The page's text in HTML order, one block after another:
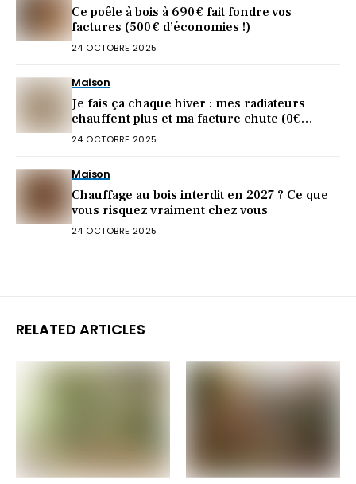
Ce poêle à bois à 690 € fait fondre vos
factures (500 € d’économies !)
24 OCTOBRE 2025
Maison
Je fais ça chaque hiver : mes radiateurs
chauffent plus et ma facture chute (0€
dépensé)
24 OCTOBRE 2025
Maison
Chauffage au bois interdit en 2027 ? Ce que
vous risquez vraiment chez vous
24 OCTOBRE 2025
RELATED ARTICLES